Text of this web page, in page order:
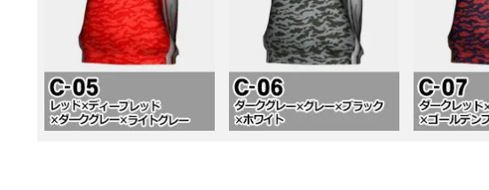
close
close
close